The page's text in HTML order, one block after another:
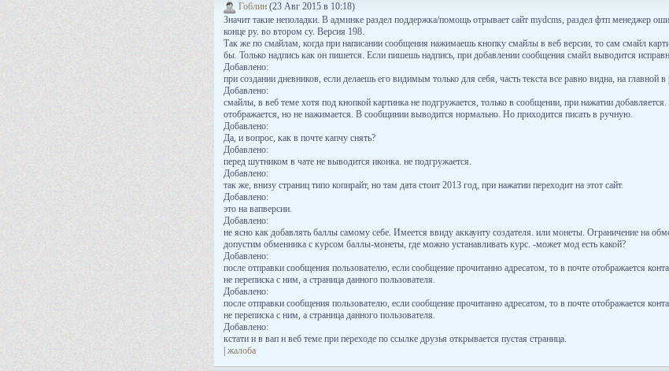
Гоблин (23 Авг 2015 в 10:18)
Значит такие неполадки. В админке раздел поддержка/помощь отрывает сайт mydcms, раздел фтп менеджер
конце ру. во втором су. Версия 198.
Так же по смайлам, когда при написании сообщения нажимаешь кнопку смайлы в веб версии, то сам смайл
бы. Только надпись как он пишется. Если пишешь надпись, при добавлении сообщения смайл выводится
Добавлено:
при создании дневников, если делаешь его видимым только для себя, часть текста все равно видна, на главной в
Добавлено:
смайлы, в веб теме хотя под кнопкой картинка не подгружается, только в сообщении, при нажатии
отображается, но не нажимается. В сообщинии выводится нормально. Но приходится писать в ручную.
Добавлено:
Да, и вопрос, как в почте капчу снять?
Добавлено:
перед шутником в чате не выводится иконка. не подгружается.
Добавлено:
так же, внизу страниц типо копирайт, но там дата стоит 2013 год, при нажатии переходит на этот сайт.
Добавлено:
это на вапверсии.
Добавлено:
не ясно как добавлять баллы самому себе. Имеется ввиду аккаунту создателя. или монеты. Ограничение на
допустим обменника с курсом баллы-монеты, где можно устанавливать курс. -может мод есть какой?
Добавлено:
после отправки сообщения пользователю, если сообщение прочитанно адресатом, то в почте отображается
не переписка с ним, а страница данного пользователя.
Добавлено:
после отправки сообщения пользователю, если сообщение прочитанно адресатом, то в почте отображается
не переписка с ним, а страница данного пользователя.
Добавлено:
кстати и в вап и веб теме при переходе по ссылке друзья открывается пустая страница.
| жалоба